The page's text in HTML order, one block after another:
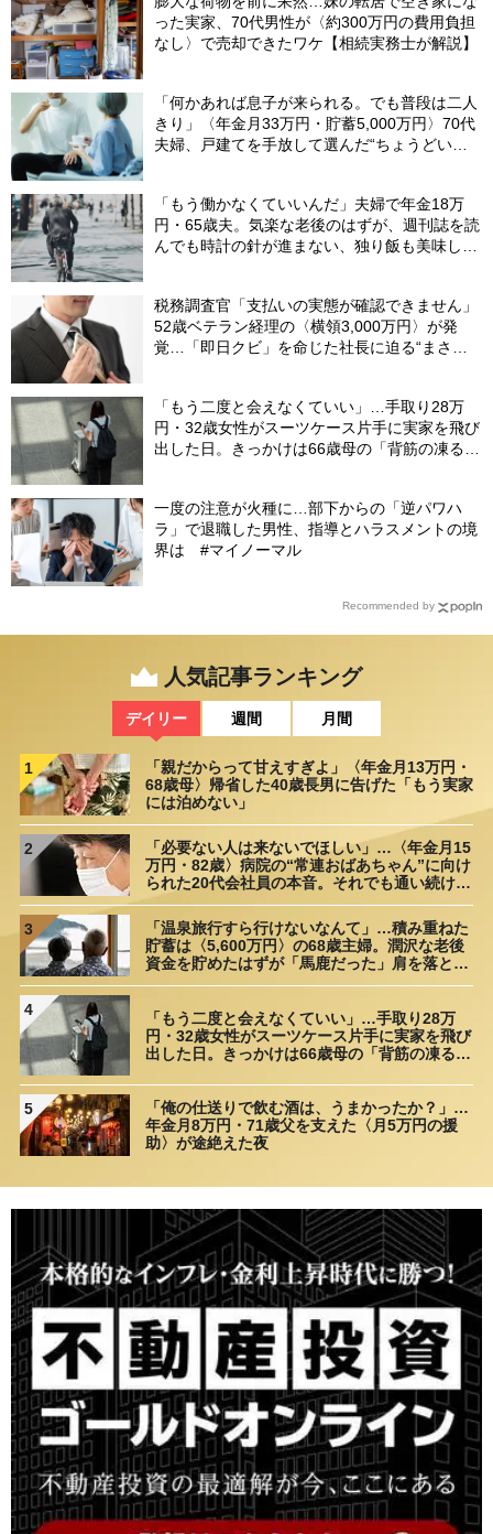
った実家、70代男性が〈約300万円の費用負担
なし〉で売却できたワケ【相続実務士が解説】
「何かあれば息子が来られる。でも普段は二人
きり」〈年金月33万円・貯蓄5,000万円〉70代
夫婦、戸建てを手放して選んだ“ちょうどいい
「もう働かなくていいんだ」夫婦で年金18万
円・65歳夫。気楽な老後のはずが、週刊誌を読
んでも時計の針が進まない、独り飯も美味しく
税務調査官「支払いの実態が確認できません」
52歳ベテラン経理の〈横領3,000万円〉が発
覚…「即日クビ」を命じた社長に迫る“まさか
「もう二度と会えなくていい」…手取り28万
円・32歳女性がスーツケース片手に実家を飛び
出した日。きっかけは66歳母の「背筋の凍る一
一度の注意が火種に…部下からの「逆パワハ
ラ」で退職した男性、指導とハラスメントの境
界は #マイノーマル
Recommended by
人気記事ランキング
デイリー 週間 月間
1
「親だからって甘えすぎよ」〈年金月13万円・
68歳母〉帰省した40歳長男に告げた「もう実家
には泊めない」
2
「必要ない人は来ないでほしい」…〈年金月15
万円・82歳〉病院の“常連おばあちゃん”に向け
られた20代会社員の本音。それでも通い続ける
3
「温泉旅行すら行けないなんて」…積み重ねた
貯蓄は〈5,600万円〉の68歳主婦。潤沢な老後
資金を貯めたはずが「馬鹿だった」肩を落とす
4
「もう二度と会えなくていい」…手取り28万
円・32歳女性がスーツケース片手に実家を飛び
出した日。きっかけは66歳母の「背筋の凍る一
5
「俺の仕送りで飲む酒は、うまかったか？」…
年金月8万円・71歳父を支えた〈月5万円の援
助〉が途絶えた夜